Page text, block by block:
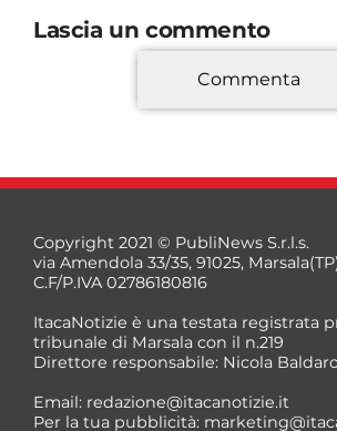
Lascia un commento
*
*
Commenta
Copyright 2021 © PubliNews S.r.l.s.
via Amendola 33/35, 91025,
C.F/P.IVA 02786180816
ItacaNotizie è una testata registrata
tribunale di Marsala con il n.219
Direttore responsabile: Nicola
Email: redazione@itacanotizie.it
Per la tua pubblicità: